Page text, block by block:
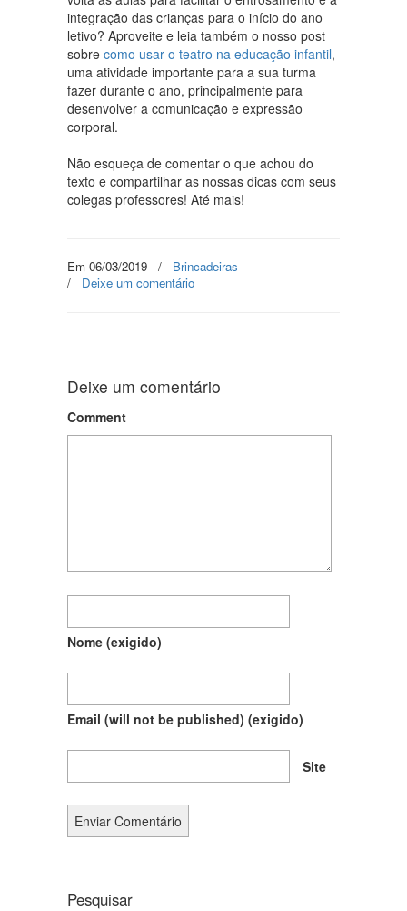
integração das crianças para o início do ano
letivo? Aproveite e leia também o nosso post
sobre como usar o teatro na educação infantil,
uma atividade importante para a sua turma
fazer durante o ano, principalmente para
desenvolver a comunicação e expressão
corporal.
Não esqueça de comentar o que achou do
texto e compartilhar as nossas dicas com seus
colegas professores! Até mais!
Em 06/03/2019 /
Brincadeiras
/ Deixe um comentário
Deixe um comentário
Comment
Nome (exigido)
Email (will not be published) (exigido)
Site
Pesquisar